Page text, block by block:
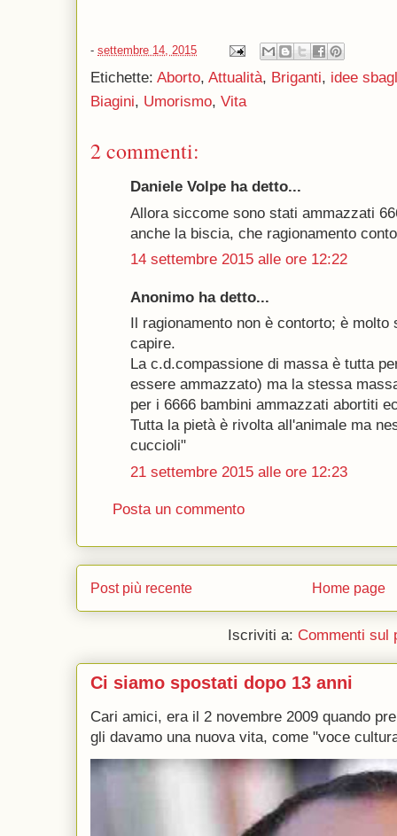
- settembre 14, 2015
Etichette: Aborto, Attualità, Briganti, idee
Biagini, Umorismo, Vita
2 commenti:
Daniele Volpe ha detto...
Allora siccome sono stati ammazzati
anche la biscia, che ragionamento
14 settembre 2015 alle ore 12:22
Anonimo ha detto...
Il ragionamento non è contorto; è molto
capire.
La c.d.compassione di massa è tutta
essere ammazzato) ma la stessa
per i 6666 bambini ammazzati abortiti
Tutta la pietà è rivolta all'animale ma
cuccioli"
21 settembre 2015 alle ore 12:23
Posta un commento
Post più recente Home page
Iscriviti a: Commenti sul
Ci siamo spostati dopo 13 anni
Cari amici, era il 2 novembre 2009 quando
gli davamo una nuova vita, come "voce